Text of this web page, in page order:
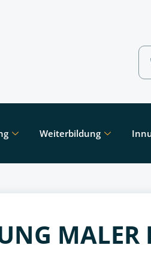
Weiterbildung
MALER